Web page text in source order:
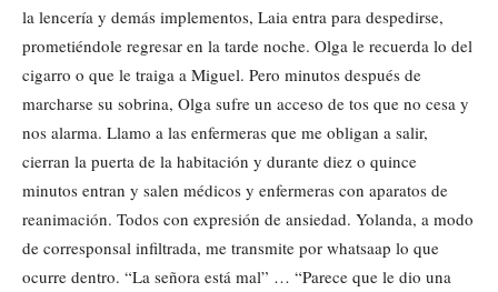
la lencería y demás implementos, Laia entra para despedirse,
prometiéndole regresar en la tarde noche. Olga le recuerda lo del
cigarro o que le traiga a Miguel. Pero minutos después de
marcharse su sobrina, Olga sufre un acceso de tos que no cesa y
nos alarma. Llamo a las enfermeras que me obligan a salir,
cierran la puerta de la habitación y durante diez o quince
minutos entran y salen médicos y enfermeras con aparatos de
reanimación. Todos con expresión de ansiedad. Yolanda, a modo
de corresponsal infiltrada, me transmite por whatsaap lo que
ocurre dentro. “La señora está mal” … “Parece que le dio una